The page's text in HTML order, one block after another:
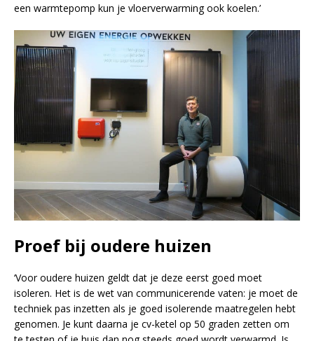
een warmtepomp kun je vloerverwarming ook koelen.’
Proef bij oudere huizen
‘Voor oudere huizen geldt dat je deze eerst goed moet
isoleren. Het is de wet van communicerende vaten: je moet de
techniek pas inzetten als je goed isolerende maatregelen hebt
genomen. Je kunt daarna je cv-ketel op 50 graden zetten om